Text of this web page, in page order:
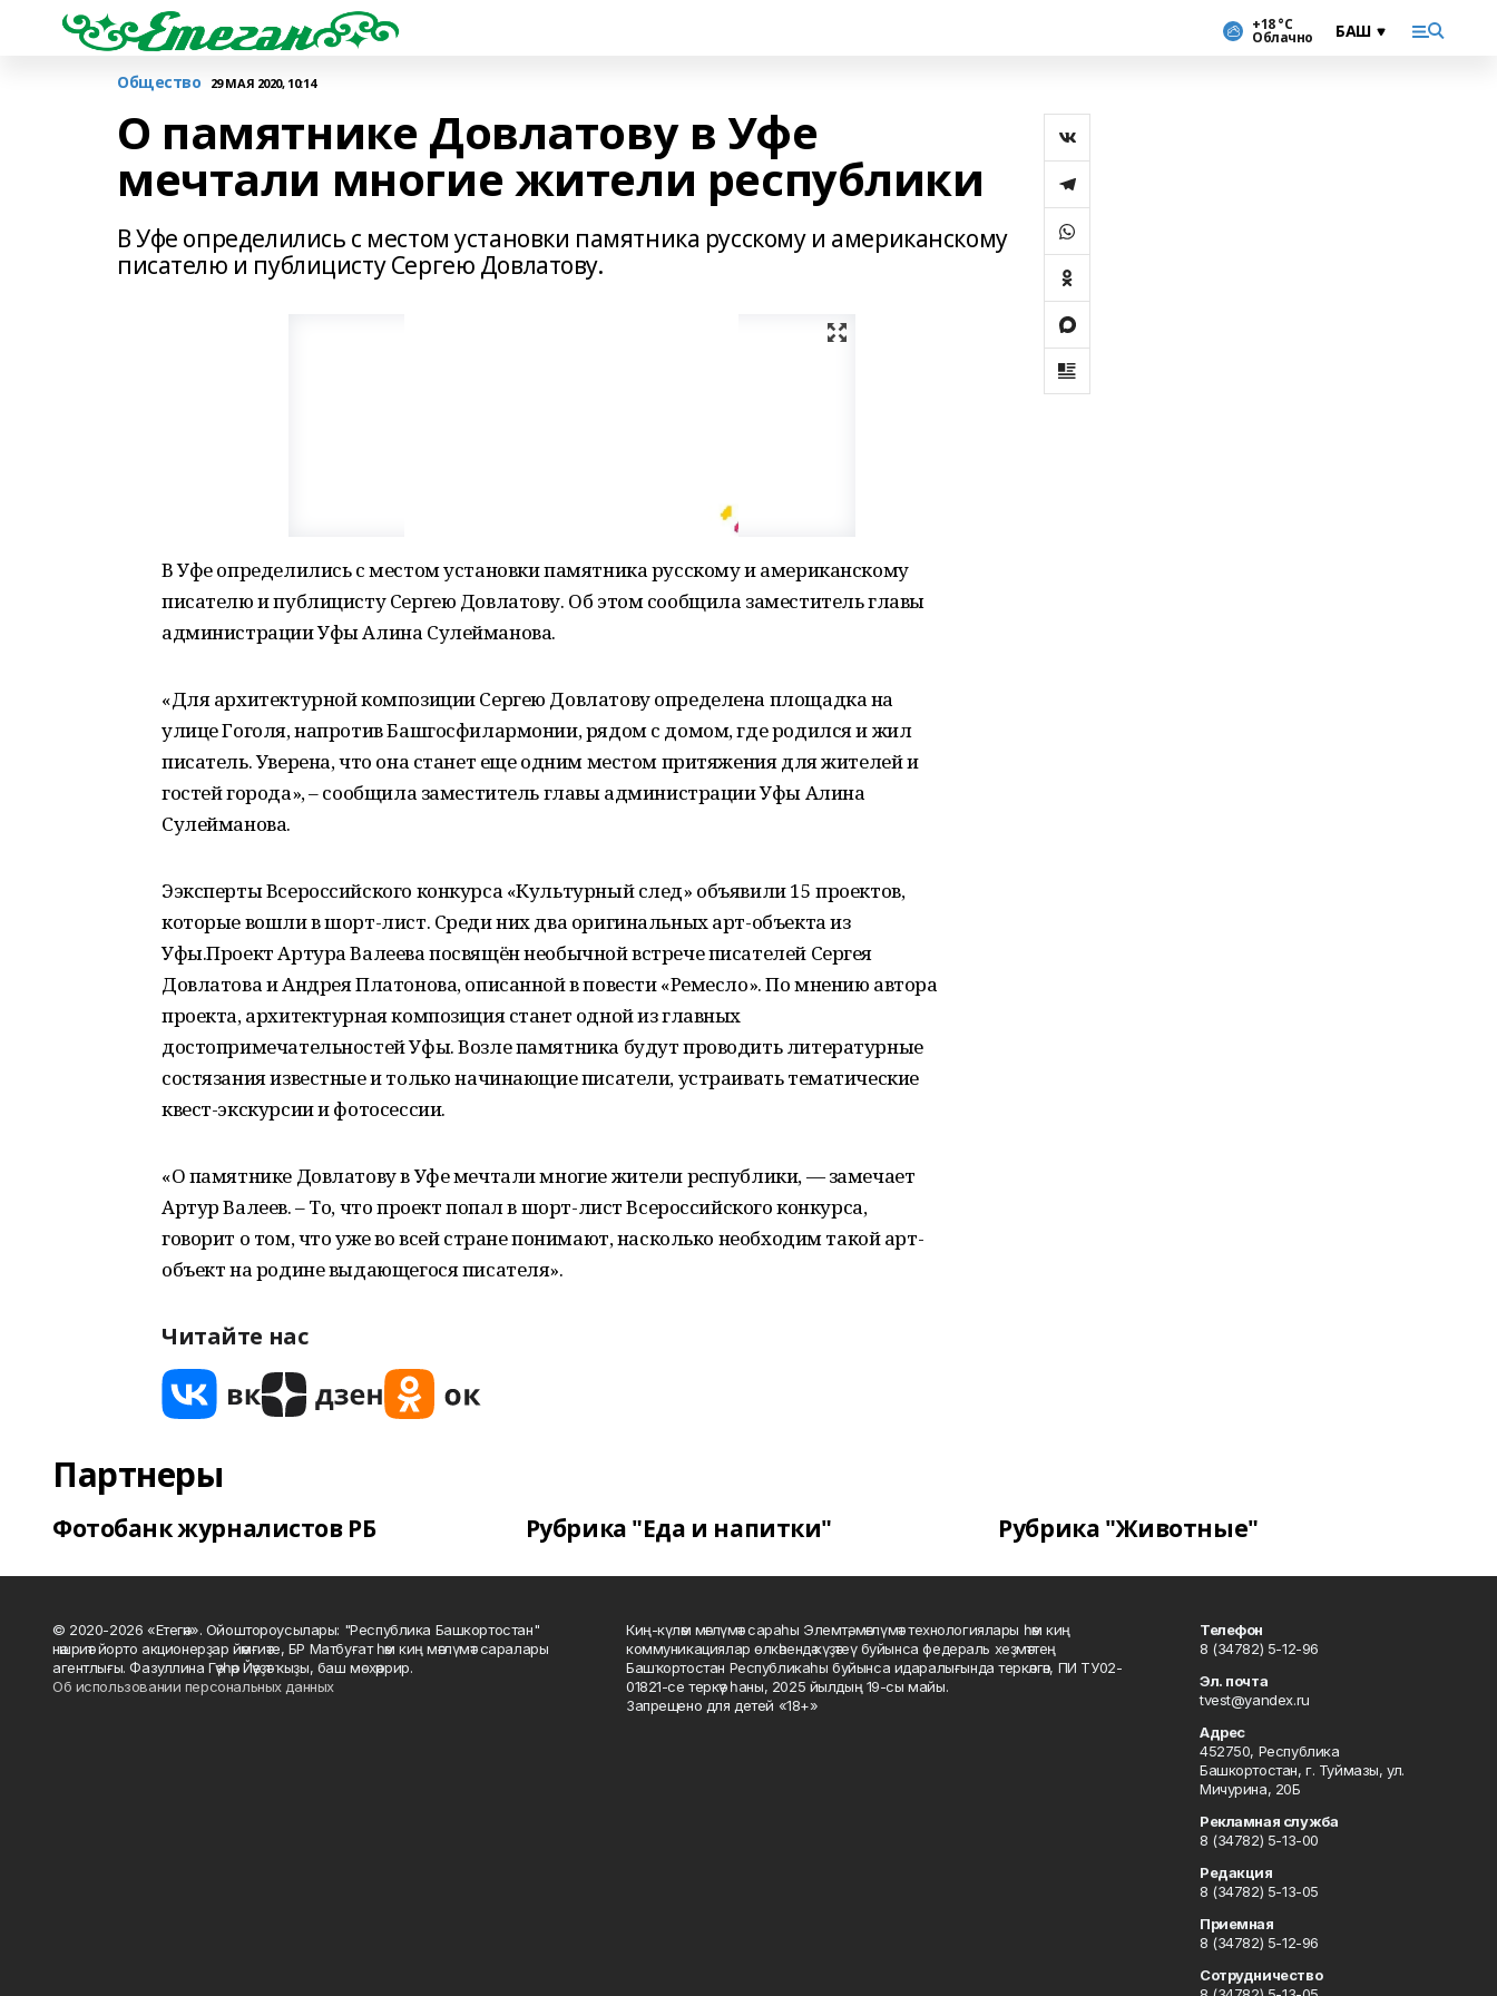
+18 °С
Облачно
Общество 29 МАЯ 2020, 10:14
О памятнике Довлатову в Уфе
мечтали многие жители республики
В Уфе определились с местом установки памятника русскому и американскому
писателю и публицисту Сергею Довлатову.
В Уфе определились с местом установки памятника русскому и американскому
писателю и публицисту Сергею Довлатову. Об этом сообщила заместитель главы
администрации Уфы Алина Сулейманова.
«Для архитектурной композиции Сергею Довлатову определена площадка на
улице Гоголя, напротив Башгосфилармонии, рядом с домом, где родился и жил
писатель. Уверена, что она станет еще одним местом притяжения для жителей и
гостей города», – сообщила заместитель главы администрации Уфы Алина
Сулейманова.
Ээксперты Всероссийского конкурса «Культурный след» объявили 15 проектов,
которые вошли в шорт-лист. Среди них два оригинальных арт-объекта из
Уфы.Проект Артура Валеева посвящён необычной встрече писателей Сергея
Довлатова и Андрея Платонова, описанной в повести «Ремесло». По мнению автора
проекта, архитектурная композиция станет одной из главных
достопримечательностей Уфы. Возле памятника будут проводить литературные
состязания известные и только начинающие писатели, устраивать тематические
квест-экскурсии и фотосессии.
«О памятнике Довлатову в Уфе мечтали многие жители республики, — замечает
Артур Валеев. – То, что проект попал в шорт-лист Всероссийского конкурса,
говорит о том, что уже во всей стране понимают, насколько необходим такой арт-
объект на родине выдающегося писателя».
Читайте нас
Партнеры
Фотобанк журналистов РБ Рубрика "Еда и напитки" Рубрика "Животные"
© 2020-2026 «Етегән». Ойоштороусылары: "Республика Башкортостан"
нәшриәт йорто акционерҙар йәмғиәте, БР Матбуғат һәм киң мәғлүмәт саралары
агентлығы. Фазуллина Гәүһәр Йәүҙәт ҡыҙы, баш мөхәррир.
Об использовании персональных данных
Киң-күләм мәғлүмәт сараһы Элемтә, мәғлүмәт технологиялары һәм киң
коммуникациялар өлкәһендә күҙәтеү буйынса федераль хеҙмәттең
Башҡортостан Республикаһы буйынса идаралығында теркәлгән, ПИ ТУ02-
01821-се теркәү һаны, 2025 йылдың 19-сы майы.
Запрещено для детей «18+»
Телефон
8 (34782) 5-12-96
Эл. почта
tvest@yandex.ru
Адрес
452750, Республика
Башкортостан, г. Туймазы, ул.
Мичурина, 20Б
Рекламная служба
8 (34782) 5-13-00
Редакция
8 (34782) 5-13-05
Приемная
8 (34782) 5-12-96
Сотрудничество